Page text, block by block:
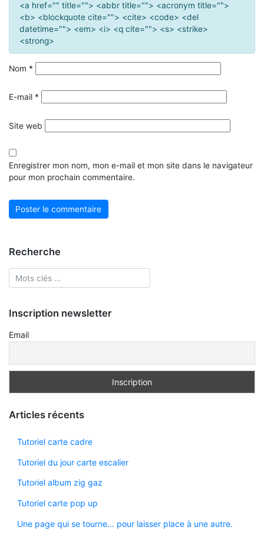
<a href="" title=""> <abbr title=""> <acronym title="">
<b> <blockquote cite=""> <cite> <code> <del
datetime=""> <em> <i> <q cite=""> <s> <strike>
<strong>
Nom *
E-mail *
Site web
Enregistrer mon nom, mon e-mail et mon site dans le navigateur
pour mon prochain commentaire.
Recherche
Inscription newsletter
Email
Articles récents
Tutoriel carte cadre
Tutoriel du jour carte escalier
Tutoriel album zig gaz
Tutoriel carte pop up
Une page qui se tourne… pour laisser place à une autre.